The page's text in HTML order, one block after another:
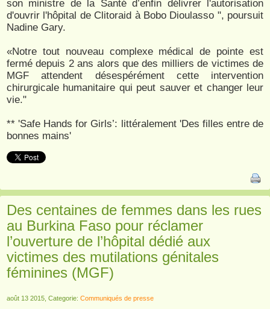
son ministre de la Santé d’enfin délivrer l'autorisation
d'ouvrir l'hôpital de Clitoraid à Bobo Dioulasso ", poursuit
Nadine Gary.
«Notre tout nouveau complexe médical de pointe est
fermé depuis 2 ans alors que des milliers de victimes de
MGF attendent désespérément cette intervention
chirurgicale humanitaire qui peut sauver et changer leur
vie."
** 'Safe Hands for Girls’: littéralement 'Des filles entre de
bonnes mains'
Des centaines de femmes dans les rues
au Burkina Faso pour réclamer
l’ouverture de l’hôpital dédié aux
victimes des mutilations génitales
féminines (MGF)
août 13 2015, Categorie: Communiqués de presse